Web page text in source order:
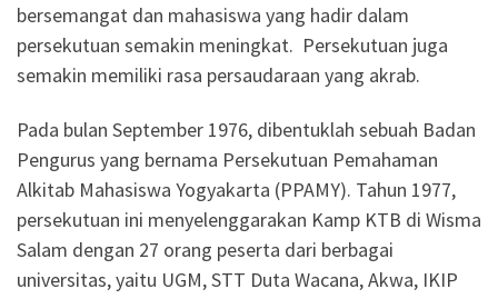
bersemangat dan mahasiswa yang hadir dalam
persekutuan semakin meningkat. Persekutuan juga
semakin memiliki rasa persaudaraan yang akrab.
Pada bulan September 1976, dibentuklah sebuah Badan
Pengurus yang bernama Persekutuan Pemahaman
Alkitab Mahasiswa Yogyakarta (PPAMY). Tahun 1977,
persekutuan ini menyelenggarakan Kamp KTB di Wisma
Salam dengan 27 orang peserta dari berbagai
universitas, yaitu UGM, STT Duta Wacana, Akwa, IKIP